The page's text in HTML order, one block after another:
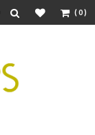
(0)